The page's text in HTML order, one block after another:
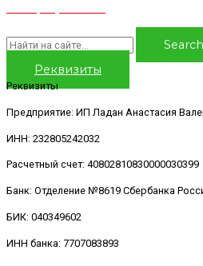
Search
Реквизиты
Реквизиты
Предприятие: ИП Ладан Анастасия
ИНН: 232805242032
Расчетный счет: 40802810830000030399
Банк: Отделение №8619 Сбербанка
БИК: 040349602
ИНН банка: 7707083893